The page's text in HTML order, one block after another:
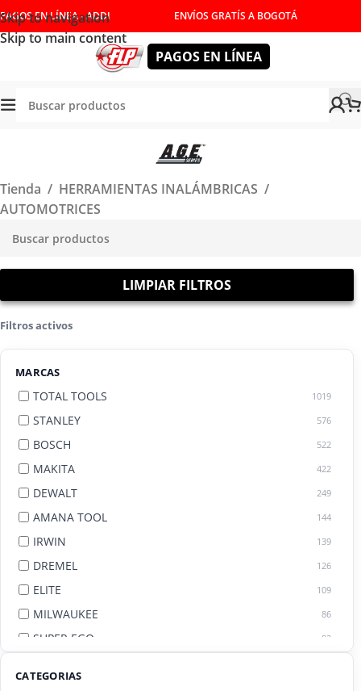
Skip to navigation
Skip to main content
PAGOS EN LÍNEA - ADDI ENVÍOS GRATÍS A BOGOTÁ
PAGOS EN LÍNEA
Tienda / HERRAMIENTAS INALÁMBRICAS /
AUTOMOTRICES
LIMPIAR FILTROS
Filtros activos
MARCAS
TOTAL TOOLS 1019
STANLEY 576
BOSCH 522
MAKITA 422
DEWALT 249
AMANA TOOL 144
IRWIN 139
DREMEL 126
ELITE 109
MILWAUKEE 86
SUPER EGO 82
CATEGORIAS